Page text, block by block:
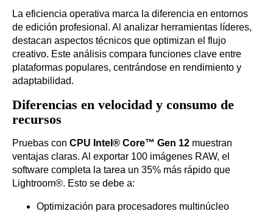
La eficiencia operativa marca la diferencia en entornos
de edición profesional. Al analizar herramientas líderes,
destacan aspectos técnicos que optimizan el flujo
creativo. Este análisis compara funciones clave entre
plataformas populares, centrándose en rendimiento y
adaptabilidad.
Diferencias en velocidad y consumo de
recursos
Pruebas con CPU Intel® Core™ Gen 12 muestran
ventajas claras. Al exportar 100 imágenes RAW, el
software completa la tarea un 35% más rápido que
Lightroom®. Esto se debe a:
Optimización para procesadores multinúcleo